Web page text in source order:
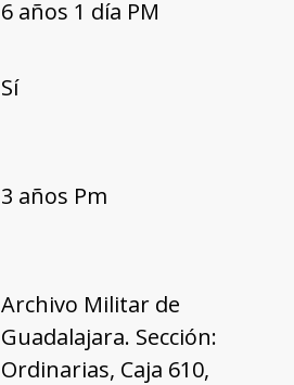
6 años 1 día PM
Sí
3 años Pm
Archivo Militar de
Guadalajara. Sección:
Ordinarias, Caja 610,